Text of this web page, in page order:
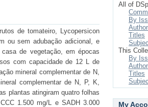
de tomateiro, Lycopersicon
ou sem adubação adicional, e
de vegetação, em épocas
com capacidade de 12 L de
mineral complementar de N,
complementar de N, P, K,
plantas atingiram quatro folhas
1.500 mg/L e SADH 3.000
All of
By
Titles
This
By
Titles
My